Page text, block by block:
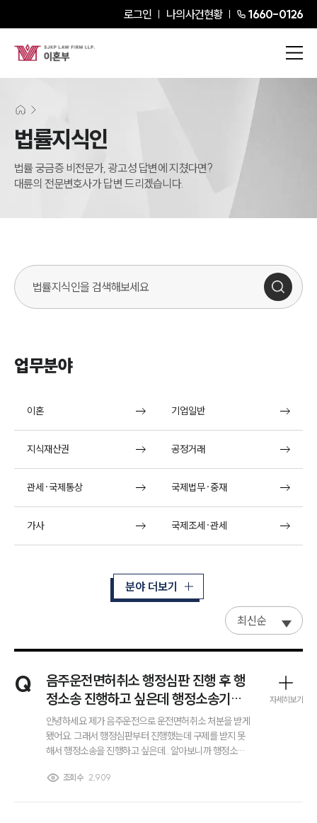
로그인 나의사건현황 1660-0126
법률지식인
법률 궁금증 비전문가, 광고성 답변에 지쳤다면?
대륜의 전문변호사가 답변 드리겠습니다.
법률지식인 검색창
업무분야
이혼 기업일반
지식재산권 공정거래
관세·국제통상 국제법무·중재
가사 국제조세·관세
분야 더보기
최신순
Q
음주운전면허취소 행정심판 진행 후 행
정소송 진행하고 싶은데 행정소송기간
이 궁금해요.
안녕하세요 제가 음주운전으로 운전면허취소 처분을 받게
됐어요. 그래서 행정심판부터 진행했는데 구제를 받지 못
해서 행정소송을 진행하고 싶은데.. 알아보니까 행정소송
하고 싶은데, 행정소송도 기간이 따로 정해져 있다고 들었
조회수 2,909
자세히보기